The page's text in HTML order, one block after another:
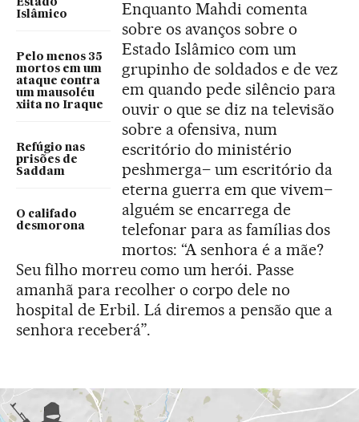
Estado
Islâmico
Pelo menos 35
mortos em um
ataque contra
um mausoléu
xiita no Iraque
Refúgio nas
prisões de
Saddam
O califado
desmorona
Enquanto Mahdi comenta
sobre os avanços sobre o
Estado Islâmico com um
grupinho de soldados e de vez
em quando pede silêncio para
ouvir o que se diz na televisão
sobre a ofensiva, num
escritório do ministério
peshmerga– um escritório da
eterna guerra em que vivem–
alguém se encarrega de
telefonar para as famílias dos
mortos: “A senhora é a mãe?
Seu filho morreu como um herói. Passe
amanhã para recolher o corpo dele no
hospital de Erbil. Lá diremos a pensão que a
senhora receberá”.